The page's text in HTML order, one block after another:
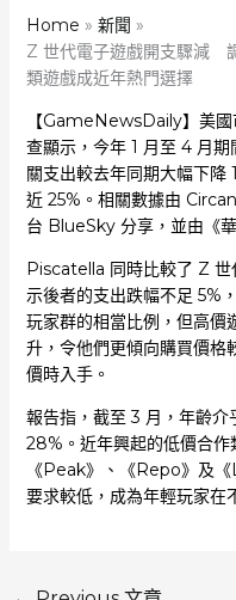
Home
新聞
Z 世代電子遊戲開支驟減
類遊戲成近年熱門選擇
【GameNewsDaily】美
查顯示，今年 1 月至 4 月
關支出較去年同期大幅下降
近 25%。相關數據由
台 BlueSky 分享，並由《
Piscatella 同時比較了 Z 世
示後者的支出跌幅不足 5%
玩家群的相當比例，但高價
升，令他們更傾向購買價格
價時入手。
報告指，截至 3 月，年齡
28%。近年興起的低價合
《Peak》、《Repo》及
要求較低，成為年輕玩家在